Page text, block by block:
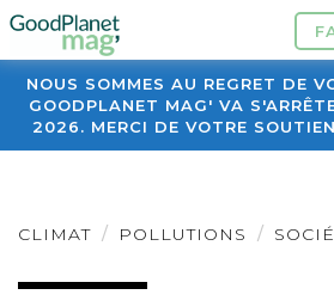
NOUS SOMMES AU REGRET DE
GOODPLANET MAG' VA
2026. MERCI DE VOTRE
CLIMAT POLLUTIONS